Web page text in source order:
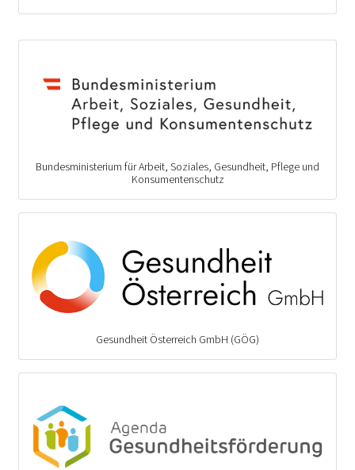
Bundesministerium für Arbeit, Soziales, Gesundheit, Pflege und
Konsumentenschutz
Gesundheit Österreich GmbH (GÖG)